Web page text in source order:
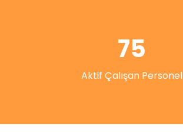
75
Aktif Çalışan Personel